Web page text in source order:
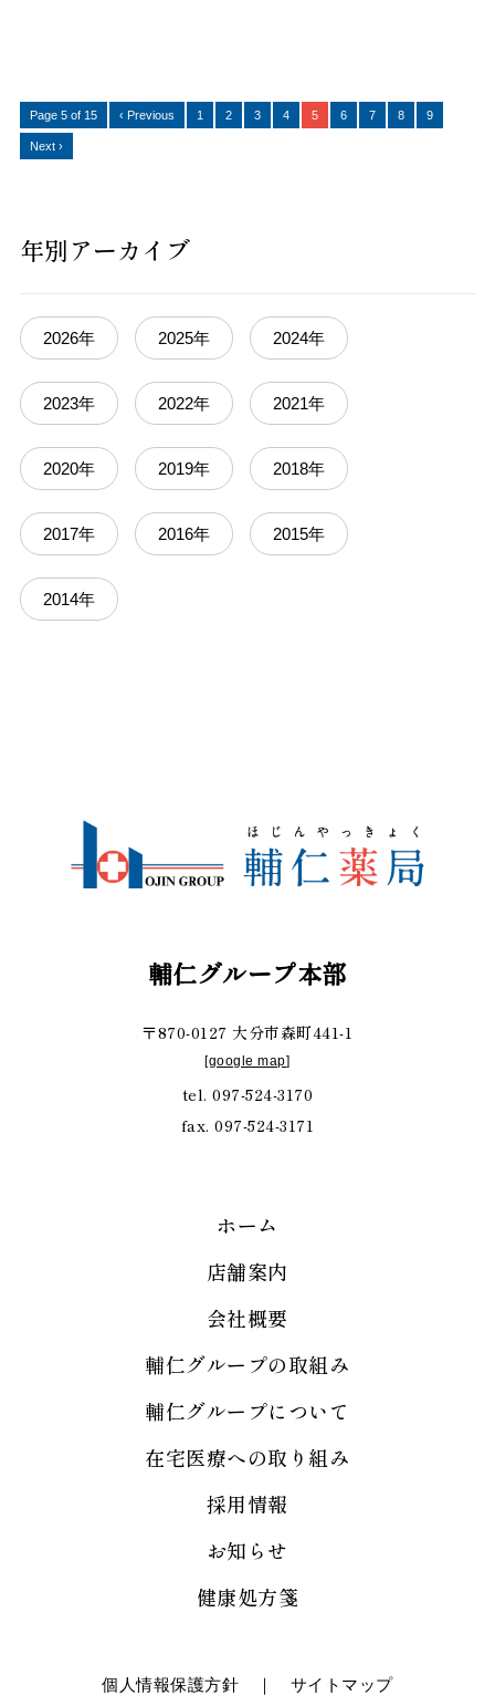
Page 5 of 15 ‹ Previous 1 2 3 4 5 6 7 8 9
Next ›
年別アーカイブ
2026年 2025年 2024年
2023年 2022年 2021年
2020年 2019年 2018年
2017年 2016年 2015年
2014年
輔仁グループ本部
〒870-0127 大分市森町441-1
[google map]
tel. 097-524-3170
fax. 097-524-3171
ホーム
店舗案内
会社概要
輔仁グループの取組み
輔仁グループについて
在宅医療への取り組み
採用情報
お知らせ
健康処方箋
個人情報保護方針 ｜ サイトマップ